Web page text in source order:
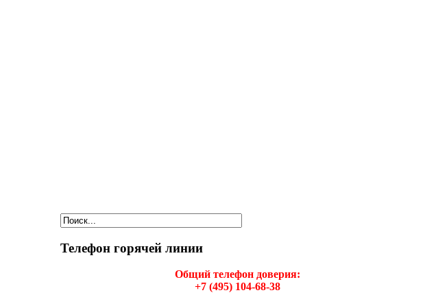
Телефон горячей линии
Общий телефон доверия:
+7 (495) 104-68-38